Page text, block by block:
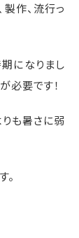
作、流行っ
になりまし
必要です！
も暑さに弱
。